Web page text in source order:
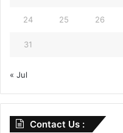
24 25 26
31
« Jul
Contact Us :